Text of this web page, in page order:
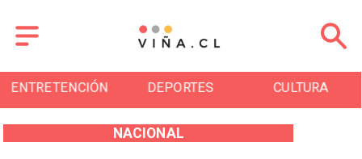
DEPORTES CULTURA TURISMO
NACIONAL